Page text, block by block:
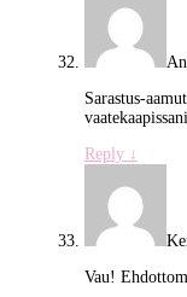
Sarastus-
Reply ↓
Vau!